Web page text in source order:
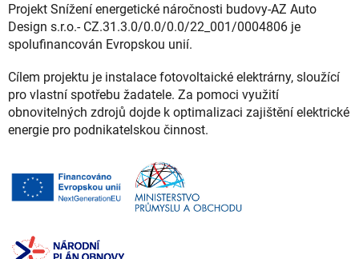
Projekt Snížení energetické náročnosti budovy-AZ Auto
Design s.r.o.- CZ.31.3.0/0.0/0.0/22_001/0004806 je
spolufinancován Evropskou unií.
Cílem projektu je instalace fotovoltaické elektrárny, sloužící
pro vlastní spotřebu žadatele. Za pomoci využití
obnovitelných zdrojů dojde k optimalizaci zajištění elektrické
energie pro podnikatelskou činnost.